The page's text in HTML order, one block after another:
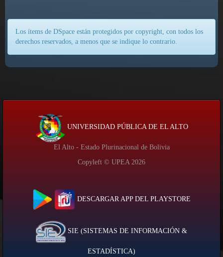
Los ítems de DSpace están protegidos por copyright, con todos los
derechos reservados, a menos que se indique lo contrario.
UNIVERSIDAD PÚBLICA DE EL ALTO
El Alto - Estado Plurinacional de Bolivia
Copyleft © UPEA 2026
DESCARGAR APP DEL PLAYSTORE
SIE (SISTEMAS DE INFORMACIÓN &
ESTADÍSTICA)